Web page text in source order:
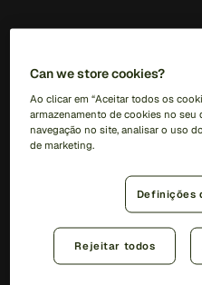
AI
Feedzai IQ
Feedzai Orchestration
Fraud
Transaction Fraud
Scam Prevention
Merchant Aquiring
Feedzai IQ Score
Can we store cookies?
Ao clicar em “Aceitar todos os
armazenamento de cookies no
navegação no site, analisar o uso
de marketing.
Definições
Rejeitar todos